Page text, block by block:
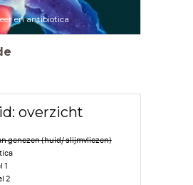
en antibiotica
overzicht
genezen (huid/ slijmvliezen)
1
2